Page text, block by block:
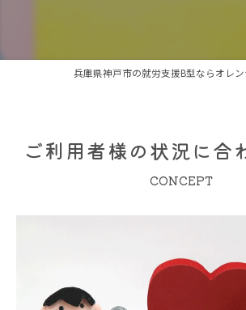
兵庫県神戸市の就労支援B型ならオレ
ご利用者様の状況に合
CONCEPT